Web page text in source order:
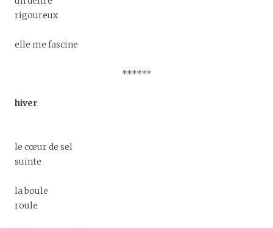
rigoureux
elle me fascine
******
hiver
le cœur de sel
suinte
la boule
roule